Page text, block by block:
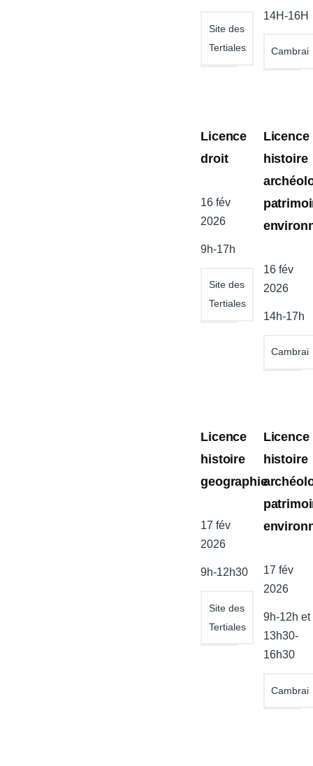
Site des
Tertiales
14H-16H
Cambrai
Licence
droit
Date
de
16 fév
2026
9h-17h
Site des
Tertiales
Licence
histoire
Date
de
16 fév
2026
14h-17h
Cambrai
Licence
histoire
geographie
Date
de
17 fév
2026
9h-12h30
Site des
Tertiales
Licence
histoire
Date
de
17 fév
2026
9h-12h et
13h30-
16h30
Cambrai